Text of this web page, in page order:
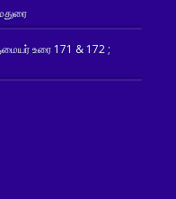
உரை 171 & 172 ;